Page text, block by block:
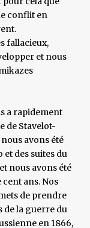
conflit en
fallacieux,
et nous
a rapidement
de Stavelot-
avons été
des suites du
nous avons été
ans. Nos
de prendre
de la guerre du
en 1866,